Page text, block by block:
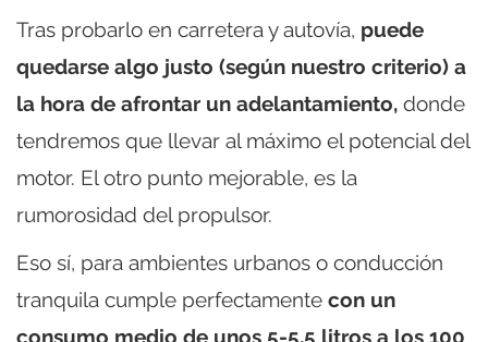
Tras probarlo en carretera y autovía, puede
quedarse algo justo (según nuestro criterio) a
la hora de afrontar un adelantamiento, donde
tendremos que llevar al máximo el potencial del
motor. El otro punto mejorable, es la
rumorosidad del propulsor.
Eso sí, para ambientes urbanos o conducción
tranquila cumple perfectamente con un
consumo medio de unos 5-5,5 litros a los 100